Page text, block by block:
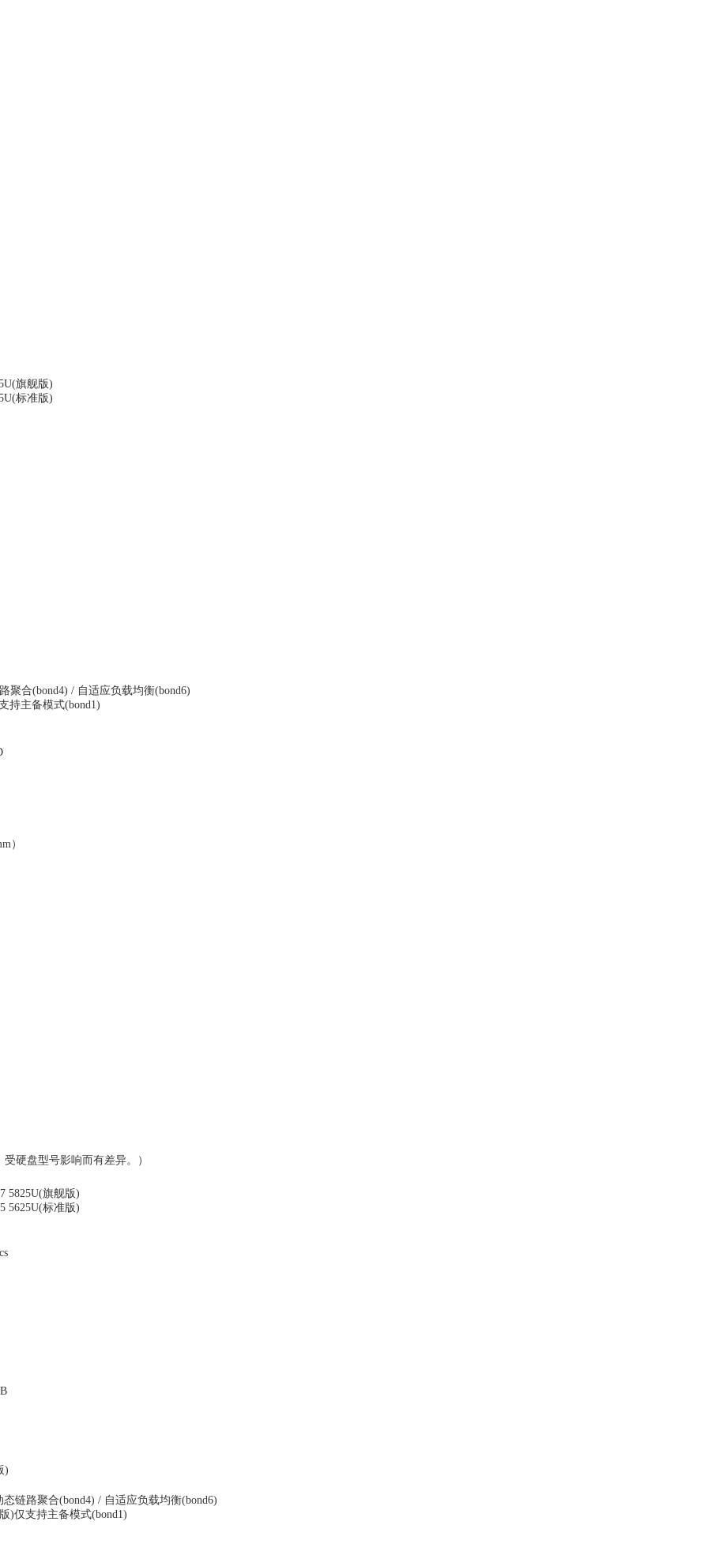
旗舰版)
标准版)
聚合(bond4) / 自适应负载均衡(bond6)
持主备模式(bond1)
）
硬盘型号影响而有差异。）
5825U(旗舰版)
5625U(标准版)
)
链路聚合(bond4) / 自适应负载均衡(bond6)
)仅支持主备模式(bond1)